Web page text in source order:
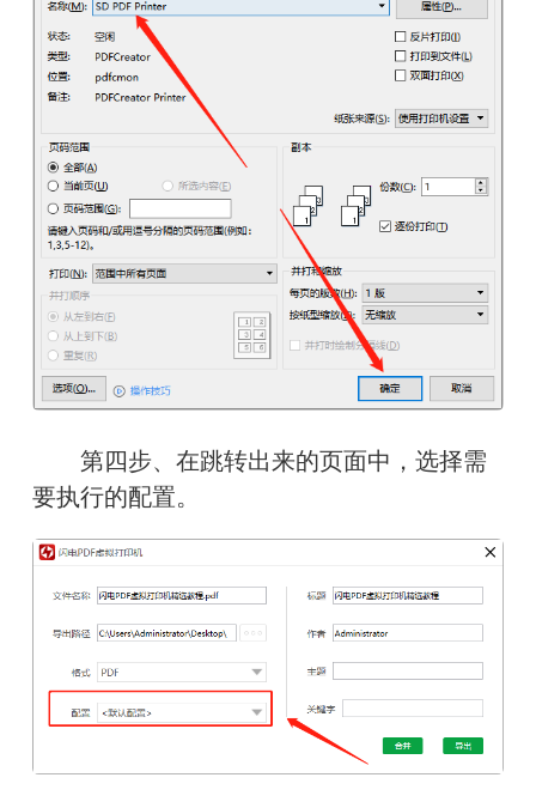
第四步、在跳转出来的页面中，选择需
要执行的配置。